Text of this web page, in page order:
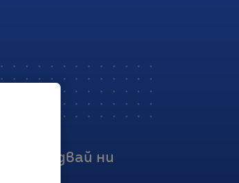
Последвай ни